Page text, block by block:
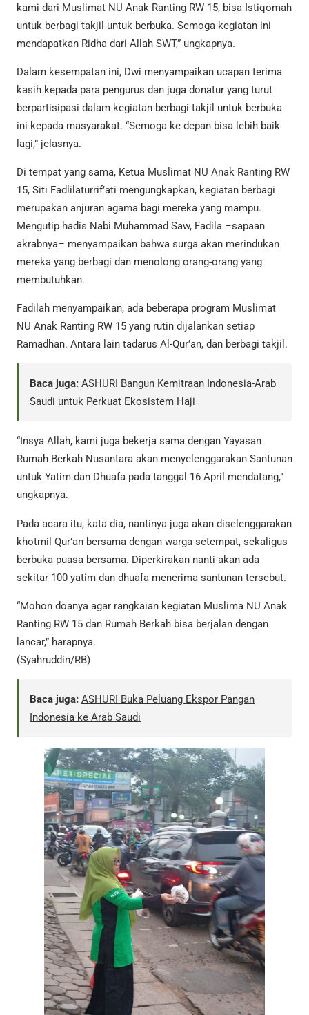
kami dari Muslimat NU Anak Ranting RW 15, bisa Istiqomah
untuk berbagi takjil untuk berbuka. Semoga kegiatan ini
mendapatkan Ridha dari Allah SWT,” ungkapnya.
Dalam kesempatan ini, Dwi menyampaikan ucapan terima
kasih kepada para pengurus dan juga donatur yang turut
berpartisipasi dalam kegiatan berbagi takjil untuk berbuka
ini kepada masyarakat. “Semoga ke depan bisa lebih baik
lagi,” jelasnya.
Di tempat yang sama, Ketua Muslimat NU Anak Ranting RW
15, Siti Fadlilaturrif’ati mengungkapkan, kegiatan berbagi
merupakan anjuran agama bagi mereka yang mampu.
Mengutip hadis Nabi Muhammad Saw, Fadila –sapaan
akrabnya– menyampaikan bahwa surga akan merindukan
mereka yang berbagi dan menolong orang-orang yang
membutuhkan.
Fadilah menyampaikan, ada beberapa program Muslimat
NU Anak Ranting RW 15 yang rutin dijalankan setiap
Ramadhan. Antara lain tadarus Al-Qur’an, dan berbagi takjil.
Baca juga: ASHURI Bangun Kemitraan Indonesia-Arab
Saudi untuk Perkuat Ekosistem Haji
“Insya Allah, kami juga bekerja sama dengan Yayasan
Rumah Berkah Nusantara akan menyelenggarakan Santunan
untuk Yatim dan Dhuafa pada tanggal 16 April mendatang,”
ungkapnya.
Pada acara itu, kata dia, nantinya juga akan diselenggarakan
khotmil Qur’an bersama dengan warga setempat, sekaligus
berbuka puasa bersama. Diperkirakan nanti akan ada
sekitar 100 yatim dan dhuafa menerima santunan tersebut.
“Mohon doanya agar rangkaian kegiatan Muslima NU Anak
Ranting RW 15 dan Rumah Berkah bisa berjalan dengan
lancar,” harapnya.
(Syahruddin/RB)
Baca juga: ASHURI Buka Peluang Ekspor Pangan
Indonesia ke Arab Saudi